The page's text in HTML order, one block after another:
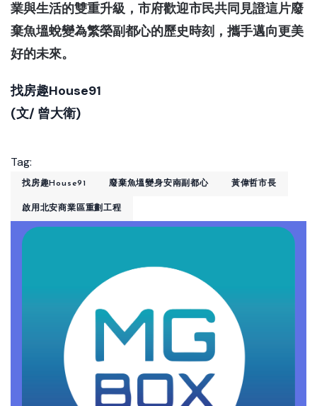
業與生活的雙重升級，市府歡迎市民共同見證這片廢
棄魚塭蛻變為繁榮副都心的歷史時刻，攜手邁向更美
好的未來。
找房趣House91
(文/ 曾大衛)
Tag:
找房趣House91 廢棄魚塭變身安南副都心 黃偉哲市長
啟用北安商業區重劃工程